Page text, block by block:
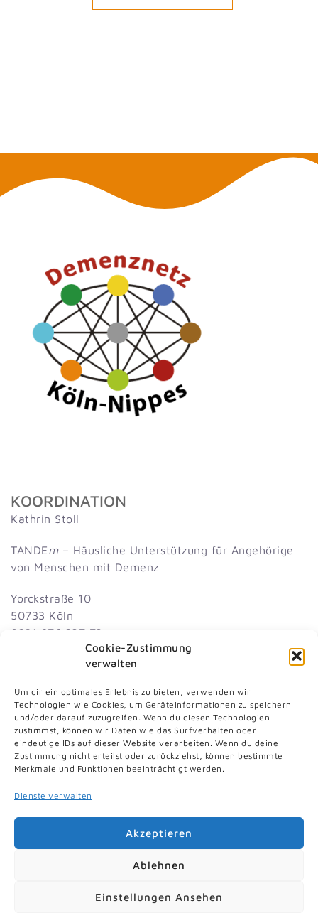
Cookie-Zustimmung
verwalten
Um dir ein optimales Erlebnis zu bieten, verwenden wir
Technologien wie Cookies, um Geräteinformationen zu speichern
und/oder darauf zuzugreifen. Wenn du diesen Technologien
zustimmst, können wir Daten wie das Surfverhalten oder
eindeutige IDs auf dieser Website verarbeiten. Wenn du deine
Zustimmung nicht erteilst oder zurückziehst, können bestimmte
Merkmale und Funktionen beeinträchtigt werden.
Dienste verwalten
Akzeptieren
Ablehnen
Einstellungen Ansehen
KOORDINATION
Kathrin Stoll
TANDE m– Häusliche Unterstützung für Angehörige
von Menschen mit Demenz
Yorckstraße 10
50733 Köln
0221 976 237 73
ed.nl
eok-e
inoka